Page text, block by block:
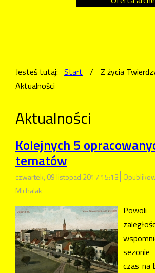
Jesteś tutaj: Start / Z życia
Aktualności
Aktualności
Kolejnych 5
tematów
czwartek, 09 listopad 2017 15:13
Michalak
czas na